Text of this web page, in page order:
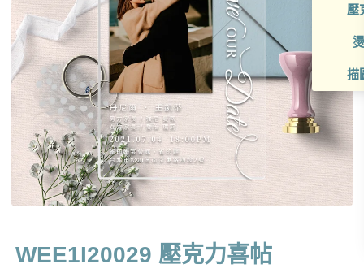
壓
描
WEE1I20029 壓克力喜帖